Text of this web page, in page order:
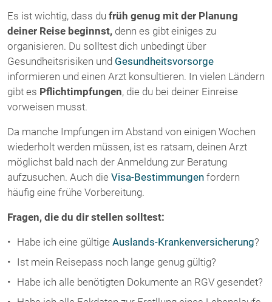
Es ist wichtig, dass du früh genug mit der Planung
deiner Reise beginnst, denn es gibt einiges zu
organisieren. Du solltest dich unbedingt über
Gesundheitsrisiken und Gesundheitsvorsorge
informieren und einen Arzt konsultieren. In vielen Ländern
gibt es Pflichtimpfungen, die du bei deiner Einreise
vorweisen musst.
Da manche Impfungen im Abstand von einigen Wochen
wiederholt werden müssen, ist es ratsam, deinen Arzt
möglichst bald nach der Anmeldung zur Beratung
aufzusuchen. Auch die Visa-Bestimmungen fordern
häufig eine frühe Vorbereitung.
Fragen, die du dir stellen solltest:
Habe ich eine gültige Auslands-Krankenversicherung?
Ist mein Reisepass noch lange genug gültig?
Habe ich alle benötigten Dokumente an RGV gesendet?